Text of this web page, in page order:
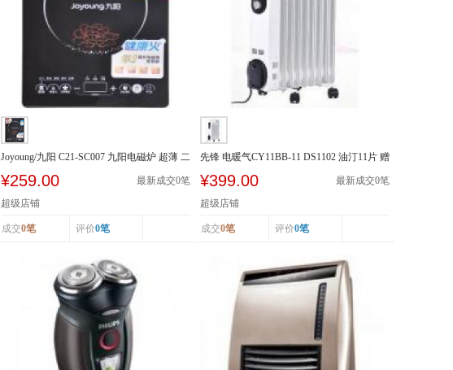
Joyoung/九阳 C21-SC007 九阳电磁炉 超薄 二
¥259.00 最新成交0笔
超级店铺
成交0笔 评价0笔
先锋 电暖气CY11BB-11 DS1102 油汀11片 赠
¥399.00 最新成交0笔
超级店铺
成交0笔 评价0笔